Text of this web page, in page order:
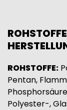
ROHSTOFFE:
Pentan,
Polyester-,